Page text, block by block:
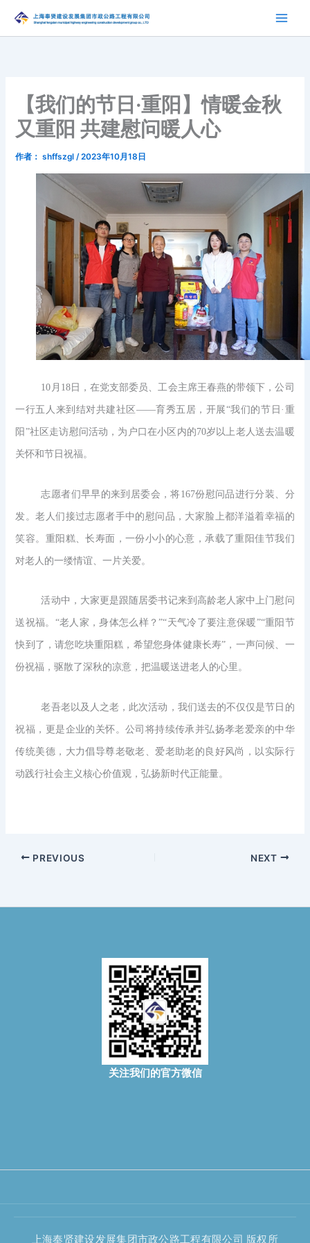
内
【我们的节日·重阳】情暖金秋
又重阳 共建慰问暖人心
作者： shffszgl/2023年10月18日
10月18日，在党支部委员、工会主席王春燕的带领下，公司
一行五人来到结对共建社区——育秀五居，开展“我们的节日·重
阳”社区走访慰问活动，为户口在小区内的70岁以上老人送去温暖
关怀和节日祝福。
志愿者们早早的来到居委会，将167份慰问品进行分装、分
发。老人们接过志愿者手中的慰问品，大家脸上都洋溢着幸福的
笑容。重阳糕、长寿面，一份小小的心意，承载了重阳佳节我们
对老人的一缕情谊、一片关爱。
活动中，大家更是跟随居委书记来到高龄老人家中上门慰问
送祝福。“老人家，身体怎么样？”“天气冷了要注意保暖”“重阳节
快到了，请您吃块重阳糕，希望您身体健康长寿”，一声问候、一
份祝福，驱散了深秋的凉意，把温暖送进老人的心里。
老吾老以及人之老，此次活动，我们送去的不仅仅是节日的
祝福，更是企业的关怀。公司将持续传承并弘扬孝老爱亲的中华
传统美德，大力倡导尊老敬老、爱老助老的良好风尚，以实际行
动践行社会主义核心价值观，弘扬新时代正能量。
PREVIOUS NEXT
关注我们的官方微信
上海奉贤建设发展集团市政公路工程有限公司 版权所